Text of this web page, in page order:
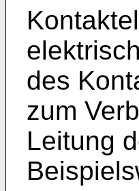
des
zum
Leitung